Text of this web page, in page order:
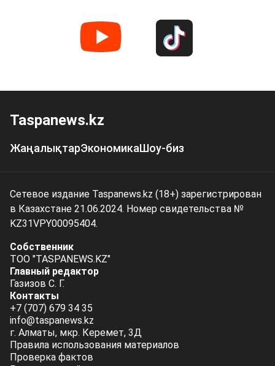
Taspanews.kz
ЖаңалықтарЭкономикаШоу-биз
Сетевое издание Taspanews.kz (18+) зарегистрирован
в Казахстане 21.06.2024. Номер свидетельства №
KZ31VPY00095404.
Собственник
ТОО "TASPANEWS.KZ"
Главный редактор
Газизов С. Г.
Контакты
+7 (707) 679 34 35
info@taspanews.kz
г. Алматы, мкр. Керемет, 3Д
Правила использования материалов
Проверка фактов